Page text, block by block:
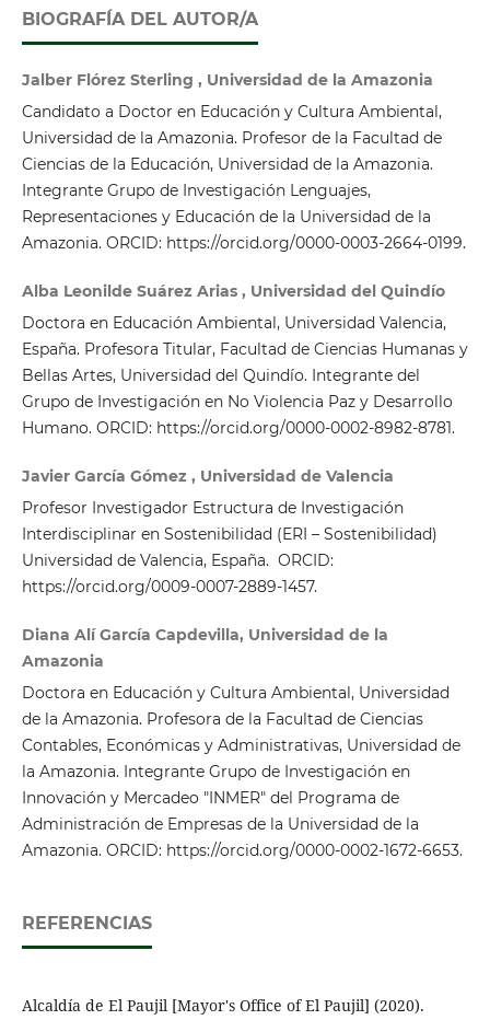
BIOGRAFÍA DEL AUTOR/A
Jalber Flórez Sterling , Universidad de la Amazonia
Candidato a Doctor en Educación y Cultura Ambiental,
Universidad de la Amazonia. Profesor de la Facultad de
Ciencias de la Educación, Universidad de la Amazonia.
Integrante Grupo de Investigación Lenguajes,
Representaciones y Educación de la Universidad de la
Amazonia. ORCID: https://orcid.org/0000-0003-2664-0199.
Alba Leonilde Suárez Arias , Universidad del Quindío
Doctora en Educación Ambiental, Universidad Valencia,
España. Profesora Titular, Facultad de Ciencias Humanas y
Bellas Artes, Universidad del Quindío. Integrante del
Grupo de Investigación en No Violencia Paz y Desarrollo
Humano. ORCID: https://orcid.org/0000-0002-8982-8781.
Javier García Gómez , Universidad de Valencia
Profesor Investigador Estructura de Investigación
Interdisciplinar en Sostenibilidad (ERI – Sostenibilidad)
Universidad de Valencia, España. ORCID:
https://orcid.org/0009-0007-2889-1457.
Diana Alí García Capdevilla, Universidad de la
Amazonia
Doctora en Educación y Cultura Ambiental, Universidad
de la Amazonia. Profesora de la Facultad de Ciencias
Contables, Económicas y Administrativas, Universidad de
la Amazonia. Integrante Grupo de Investigación en
Innovación y Mercadeo "INMER" del Programa de
Administración de Empresas de la Universidad de la
Amazonia. ORCID: https://orcid.org/0000-0002-1672-6653.
REFERENCIAS
Alcaldía de El Paujil [Mayor's Office of El Paujil] (2020).